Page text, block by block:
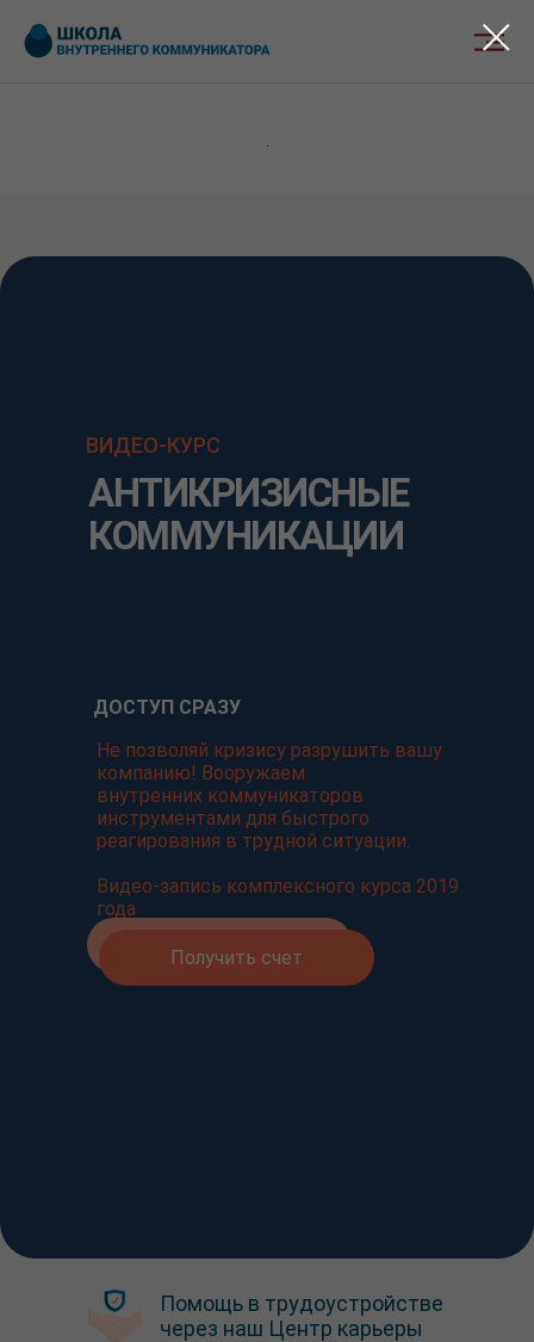
.
ВИДЕО-КУРС
ДОСТУП СРАЗУ
Не позволяй кризису разрушить вашу
компанию! Вооружаем
внутренних коммуникаторов
инструментами для быстрого
реагирования в трудной ситуации.
Видео-запись комплексного курса 2019
года
Купить курс
АНТИКРИЗИСНЫЕ
КОММУНИКАЦИИ
Получить счет
Помощь в трудоустройстве
через наш Центр карьеры